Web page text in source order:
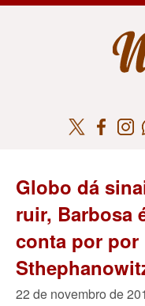
Globo dá
ruir, Barbosa
conta por por
22 de novembro de